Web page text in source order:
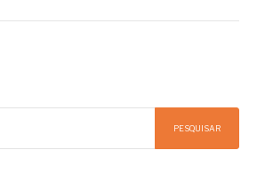
PESQUISAR